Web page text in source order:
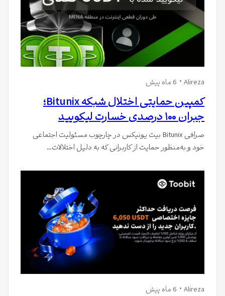
Alireza 6 ماه پیش
کمپین حمایتی اختلال شبکه Bitunix؛
جبران ۱۰۰ درصدی خسارت لیکویید
صرافی Bitunix بیت یونیکس در چارچوب مسئولیت اجتماعی
خود و به‌منظور حمایت از کاربرانی که به دلیل اختلالات…
Alireza 6 ماه پیش